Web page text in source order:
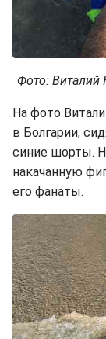
Фото: Виталий
На фото
в Болгарии,
синие шорты.
накачанную
его фанаты.